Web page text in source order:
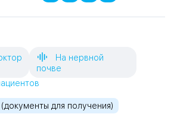
На нервной
почве
для получения)